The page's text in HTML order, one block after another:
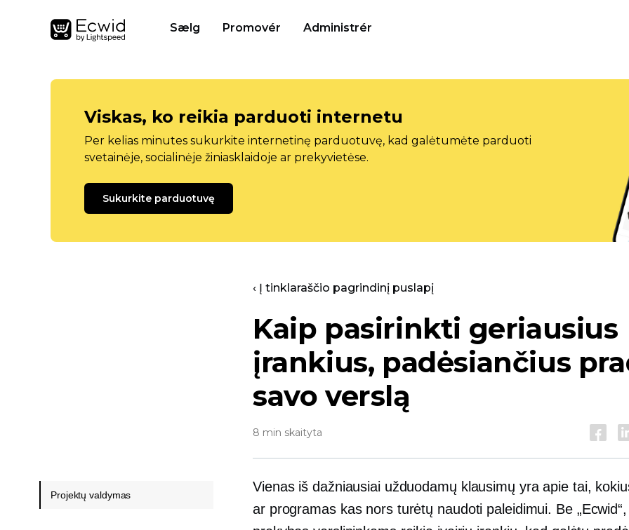
Sælg Promovér Administrér
Viskas, ko reikia parduoti internetu
Per kelias minutes sukurkite internetinę parduotuvę, kad galėtumėte parduoti
svetainėje, socialinėje žiniasklaidoje ar prekyvietėse.
Sukurkite parduotuvę
‹ Į tinklaraščio pagrindinį puslapį
Kaip pasirinkti geriausius
įrankius, padėsiančius
savo verslą
8 min skaityta
Vienas iš dažniausiai užduodamų klausimų yra apie tai,
ar programas kas nors turėtų naudoti paleidimui. Be
Projektų valdymas